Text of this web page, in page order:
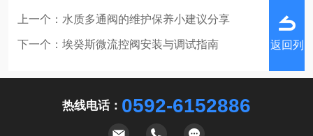
上一个： 水质多通阀的维护保养小建议分享
下一个： 埃癸斯微流控阀安装与调试指南 返回列
热线电话： 0592-6152886